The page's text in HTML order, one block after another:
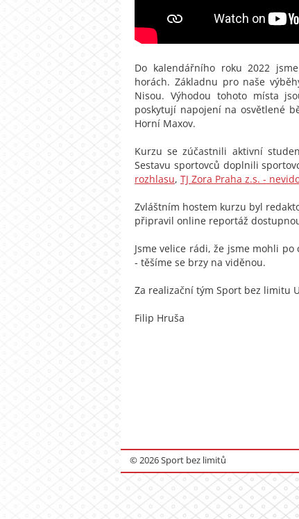
Do kalendářního roku 2022
horách. Základnu pro naše
Nisou. Výhodou tohoto místa
poskytují napojení na osvětlené
Horní Maxov.
Kurzu se zúčastnili aktivní
Sestavu sportovců doplnili
rozhlasu, TJ Zora Praha z.s. -
Zvláštním hostem kurzu byl
připravil online reportáž
Jsme velice rádi, že jsme mohli
- těšíme se brzy na viděnou.
Za realizační tým Sport bez limitu
Filip Hruša
© 2026 Sport bez limitů